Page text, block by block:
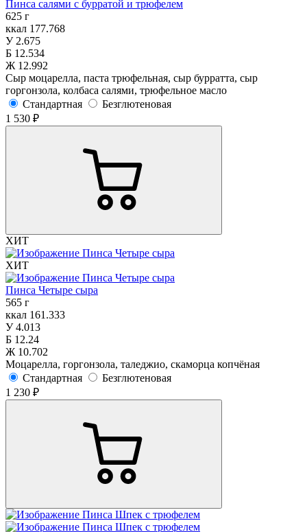
Пинса салями с бурратой и трюфелем
625 г
ккал 177.768
У2.675
Б 12.534
Ж 12.992
Сыр моцарелла, паста трюфельная, сыр бурратта, сыр
горгонзола, колбаса салями, трюфельное масло
Стандартная
Безглютеновая
1 530 ₽
ХИТ
ХИТ
Пинса Четыре сыра
565 г
ккал 161.333
У4.013
Б 12.24
Ж 10.702
Моцарелла, горгонзола, таледжио, скаморца копчёная
Стандартная
Безглютеновая
1 230 ₽